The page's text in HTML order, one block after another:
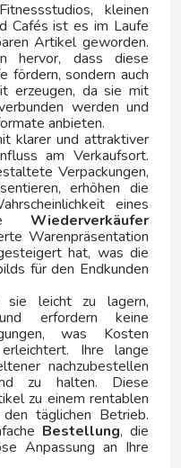
kleinen
Cafés ist es im Laufe
Artikel geworden.
hervor, dass diese
fördern, sondern auch
erzeugen, da sie mit
werden und
anbieten.
klarer und attraktiver
am Verkaufsort.
Verpackungen,
erhöhen die
eines
Wiederverkäufer
Warenpräsentation
hat, was die
für den Endkunden
sie leicht zu lagern,
erfordern keine
was Kosten
Ihre lange
nachzubestellen
zu halten. Diese
zu einem rentablen
täglichen Betrieb.
Bestellung, die
Anpassung an Ihre